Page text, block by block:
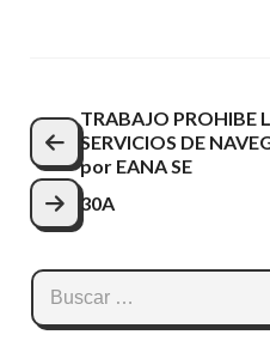
Navegación
de
entradas
TRABAJO PROHIBE
SERVICIOS DE
por EANA SE
30A
Buscar: